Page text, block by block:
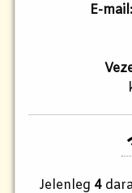
E-mail:
Jelenleg 4